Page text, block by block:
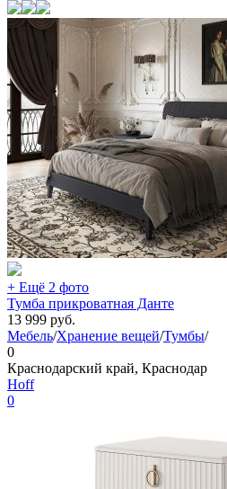
+ Ещё 2 фото
Тумба прикроватная Данте
13 999 руб.
Мебель/Хранение вещей/Тумбы/
0
Краснодарский край, Краснодар
Hoff
0